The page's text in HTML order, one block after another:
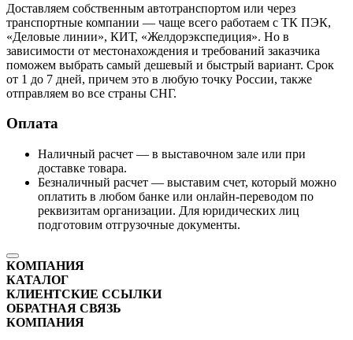
Доставляем собственным автотранспортом или через
транспортные компании — чаще всего работаем с ТК ПЭК,
«Деловые линии», КИТ, «Желдорэкспедиция». Но в
зависимости от местонахождения и требований заказчика
поможем выбрать самый дешевый и быстрый вариант. Срок
от 1 до 7 дней, причем это в любую точку России, также
отправляем во все страны СНГ.
Оплата
Наличный расчет — в выставочном зале или при
доставке товара.
Безналичный расчет — выставим счет, который можно
оплатить в любом банке или онлайн-переводом по
реквизитам организации. Для юридических лиц
подготовим отгрузочные документы.
КОМПАНИЯ
КАТАЛОГ
КЛИЕНТСКИЕ ССЫЛКИ
ОБРАТНАЯ СВЯЗЬ
КОМПАНИЯ